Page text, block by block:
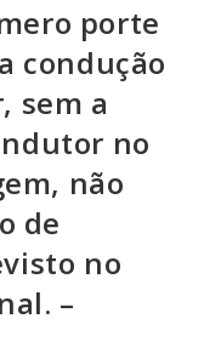
mero porte
condução
sem a
no
não
de
no
–